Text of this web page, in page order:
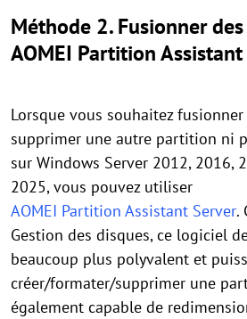
Méthode 2. Fusionner
AOMEI Partition Assistant
Lorsque vous souhaitez
supprimer une autre partition ni
sur Windows Server 2012, 2016,
2025, vous pouvez utiliser
AOMEI Partition Assistant Server.
Gestion des disques, ce logiciel
beaucoup plus polyvalent et
créer/formater/supprimer une
également capable de